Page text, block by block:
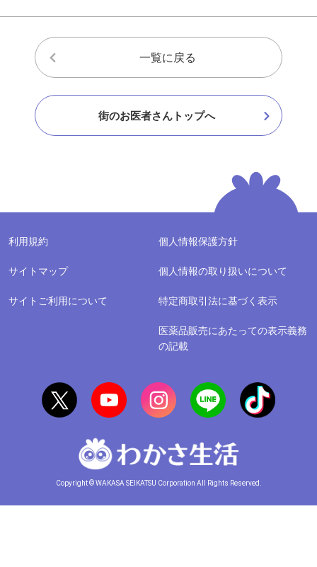
一覧に戻る
街のお医者さんトップへ
利用規約 個人情報保護方針
サイトマップ 個人情報の取り扱いについて
サイトご利用について 特定商取引法に基づく表示
医薬品販売にあたっての表示義務
の記載
Copyright © WAKASA SEIKATSU Corporation All Rights Reserved.